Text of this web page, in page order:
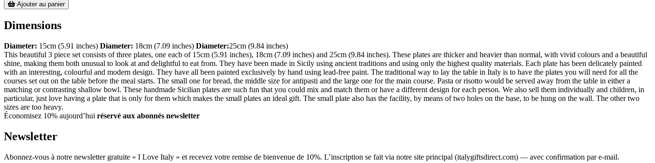
Ajouter au panier
Dimensions
Diameter: 15cm (5.91 inches) Diameter: 18cm (7.09 inches) Diameter:25cm (9.84 inches)
This beautiful 3 piece set consists of three plates, one eacb of 15cm (5.91 inches), 18cm (7.09 inches) and 25cm (9.84 inches). These plates are thicker and heavier than normal, with vivid colours and a beautiful
shine, making them both unusual to look at and delightful to eat from. They have been made in Sicily using ancient traditions and using only the highest quality materials. Each plate has been delicately painted
with an interesting, colourful and modern design. They have all been painted exclusively by hand using lead-free paint. The traditional way to lay the table in Italy is to have the plates you will need for all the
courses set out on the table before the meal starts. The small one for bread, the middle size for antipasti and the large one for the main course. Pasta or risotto would be served away from the table in either a
matching or contrasting shallow bowl. These handmade Sicilian plates are such fun that you could mix and match them or have a different design for each person. We also sell them individually and children, in
particular, just love having a plate that is only for them which makes the small plates an ideal gift. The small plate also has the facility, by means of two holes on the base, to be hung on the wall. The other two
sizes are too heavy.
Économisez 10% aujourd’hui réservé aux abonnés newsletter
Newsletter
Abonnez-vous à notre newsletter gratuite « I Love Italy » et recevez votre remise de bienvenue de 10%. L’inscription se fait via notre site principal (italygiftsdirect.com) — avec confirmation par e-mail.